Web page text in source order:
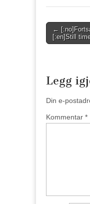
Post
←
[:en]Still
Legg
Din e-
Kommentar *